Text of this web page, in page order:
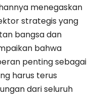
menegaskan
strategis yang
bangsa dan
bahwa
penting sebagai
harus terus
dari seluruh